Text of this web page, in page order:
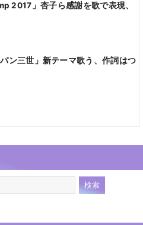
2017」杏子ら感謝を歌で表現、
ン三世」新テーマ歌う、作詞はつ